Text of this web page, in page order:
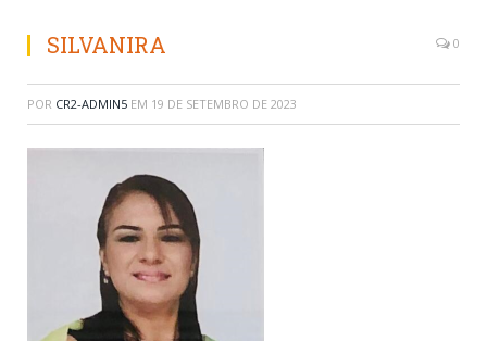
SILVANIRA 0
POR CR2-ADMIN5 EM 19 DE SETEMBRO DE 2023